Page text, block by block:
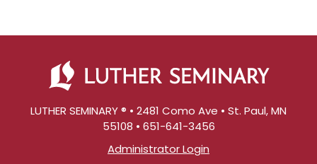
LUTHER SEMINARY ® • 2481 Como Ave • St. Paul, MN
55108 • 651-641-3456
Administrator Login